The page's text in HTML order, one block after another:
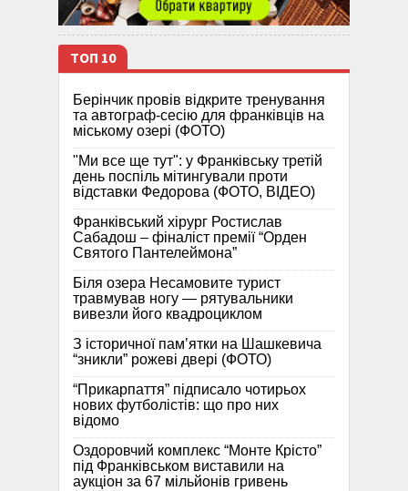
ТОП 10
Берінчик провів відкрите тренування
та автограф-сесію для франківців на
міському озері (ФОТО)
"Ми все ще тут": у Франківську третій
день поспіль мітингували проти
відставки Федорова (ФОТО, ВІДЕО)
Франківський хірург Ростислав
Сабадош – фіналіст премії “Орден
Святого Пантелеймона”
Біля озера Несамовите турист
травмував ногу — рятувальники
вивезли його квадроциклом
З історичної памʼятки на Шашкевича
“зникли” рожеві двері (ФОТО)
“Прикарпаття” підписало чотирьох
нових футболістів: що про них
відомо
Оздоровчий комплекс “Монте Крісто”
під Франківськом виставили на
аукціон за 67 мільйонів гривень